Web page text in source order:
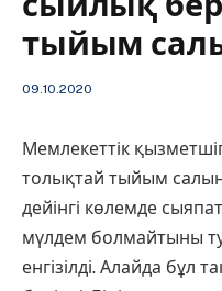
тыйым
09.10.2020
Мемлекеттік
толықтай тыйым
дейінгі көлемде
мүлдем болмайтыны
енгізілді. Алайда бұл